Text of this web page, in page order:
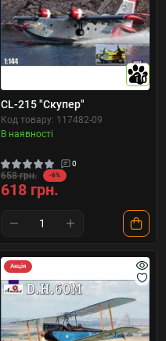
10
CL-215 "Скупер"
Код товару: 117482-09
В наявності
0
658 грн. -6%
618 грн.
Акція